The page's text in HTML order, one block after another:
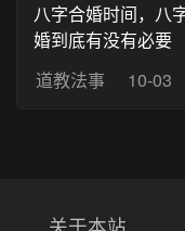
八字合婚时间，八
婚到底有没有必要
道教法事
10-03
关于本站